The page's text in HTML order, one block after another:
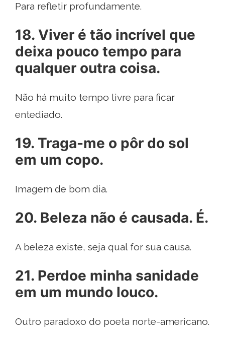
Para refletir profundamente.
18. Viver é tão incrível que
deixa pouco tempo para
qualquer outra coisa.
Não há muito tempo livre para ficar
entediado.
19. Traga-me o pôr do sol
em um copo.
Imagem de bom dia.
20. Beleza não é causada. É.
A beleza existe, seja qual for sua causa.
21. Perdoe minha sanidade
em um mundo louco.
Outro paradoxo do poeta norte-americano.